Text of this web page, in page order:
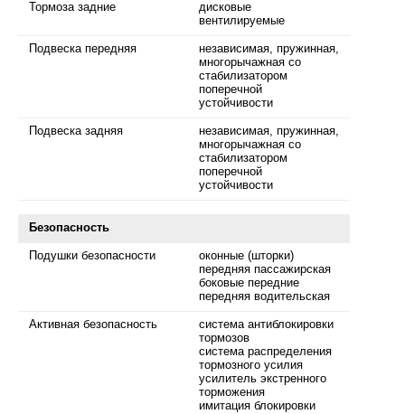
Тормоза задние
дисковые
вентилируемые
Подвеска передняя
независимая, пружинная,
многорычажная со
стабилизатором
поперечной
устойчивости
Подвеска задняя
независимая, пружинная,
многорычажная со
стабилизатором
поперечной
устойчивости
Безопасность
Подушки безопасности
оконные (шторки)
передняя пассажирская
боковые передние
передняя водительская
Активная безопасность
система антиблокировки
тормозов
система распределения
тормозного усилия
усилитель экстренного
торможения
имитация блокировки